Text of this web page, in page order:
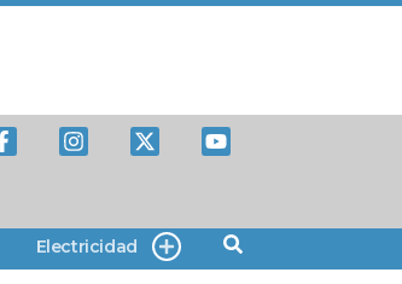
Electricidad